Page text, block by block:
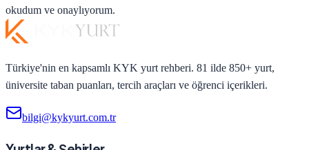
okudum ve onaylıyorum.
Türkiye'nin en kapsamlı KYK yurt rehberi. 81 ilde 850+ yurt,
üniversite taban puanları, tercih araçları ve öğrenci içerikleri.
bilgi@kykyurt.com.tr